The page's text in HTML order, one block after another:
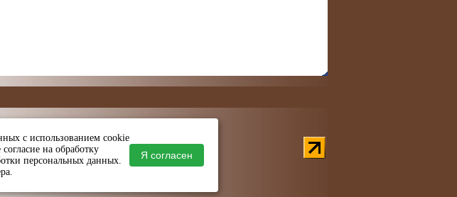
с использованием cookie
на обработку
персональных данных.
Я согласен